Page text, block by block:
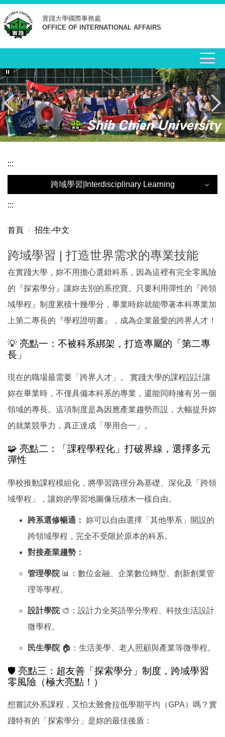
跳
到
主
要
容
區
實踐大學國際事務處
OFFICE OF INTERNATIONAL AFFAIRS
:::
跨域學習|Interdisciplinary Learning
Interdisciplinary Learning Building Skills for Global
Demand
跨域學習 打造世界需求的專業技能
:::
首頁 招生-中文
跨域學習 | 打造世界需求的專業技能
在實踐大學，妳不用擔心選錯科系，因為這裡有完全零風險
的『探索學分』讓妳去別的系挖寶。只要利用彈性的『跨領
域學程』制度累積十幾學分，畢業時妳就能帶著本科專業加
上第二專長的『學程證明書』，成為企業最愛的跨界人才！
💡 亮點一：不被科系綁架，打造專屬的「第二專
長」
現在的職場最需要「跨界人才」。 實踐大學的課程設計讓
妳在畢業時，不僅具備本科系的專業，還能同時擁有另一個
領域的專長。這項制度是為因應產業趨勢而設，大幅提升妳
的就業競爭力，真正達成「學用合一」。
🧩 亮點二：「課程學程化」打破界線，選擇多元
彈性
學校推動課程模組化，將學習路徑分為基礎、深化及「跨領
域學程」，讓妳的學習地圖像玩積木一樣自由。
跨系選修暢通： 妳可以自由選擇「其他學系」開設的
跨領域學程，完全不受限於原本的科系。
對接產業趨勢：
管理學院📊：數位金融、企業數位轉型、創新創業管
理等學程。
設計學院🎨：設計力全英語學分學程、科技生活設計
微學程。
民生學院🏠：生活美學、老人照顧與產業等微學程。
🛡️ 亮點三：超友善「探索學分」制度，跨域學習
零風險（極大亮點！）
想嘗試外系課程，又怕太難會拉低學期平均（GPA）嗎？實
踐特有的「探索學分」是妳的最佳後盾：